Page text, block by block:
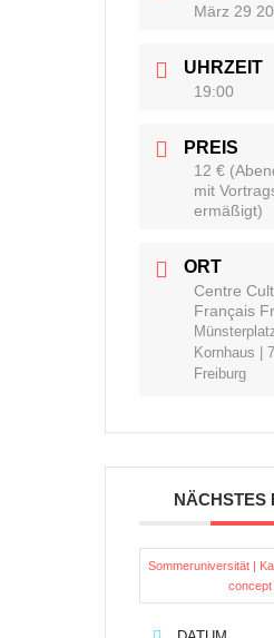
März 29
UHRZEIT
19:00
PREIS
12 €
mit
ermäßigt)
ORT
Centre
Français
Kornhaus |
Freiburg
NÄCHSTES
Sommeruniversität |
concept